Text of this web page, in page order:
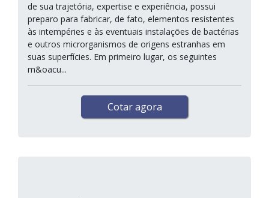
de sua trajetória, expertise e experiência, possui
preparo para fabricar, de fato, elementos resistentes
às intempéries e às eventuais instalações de bactérias
e outros microrganismos de origens estranhas em
suas superfícies. Em primeiro lugar, os seguintes
m&oacu...
Cotar agora